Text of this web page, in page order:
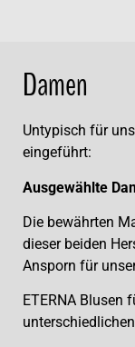
Damen
Untypisch für
eingeführt:
Ausgewählte
Die bewährten
dieser beiden
Ansporn für
ETERNA Blusen